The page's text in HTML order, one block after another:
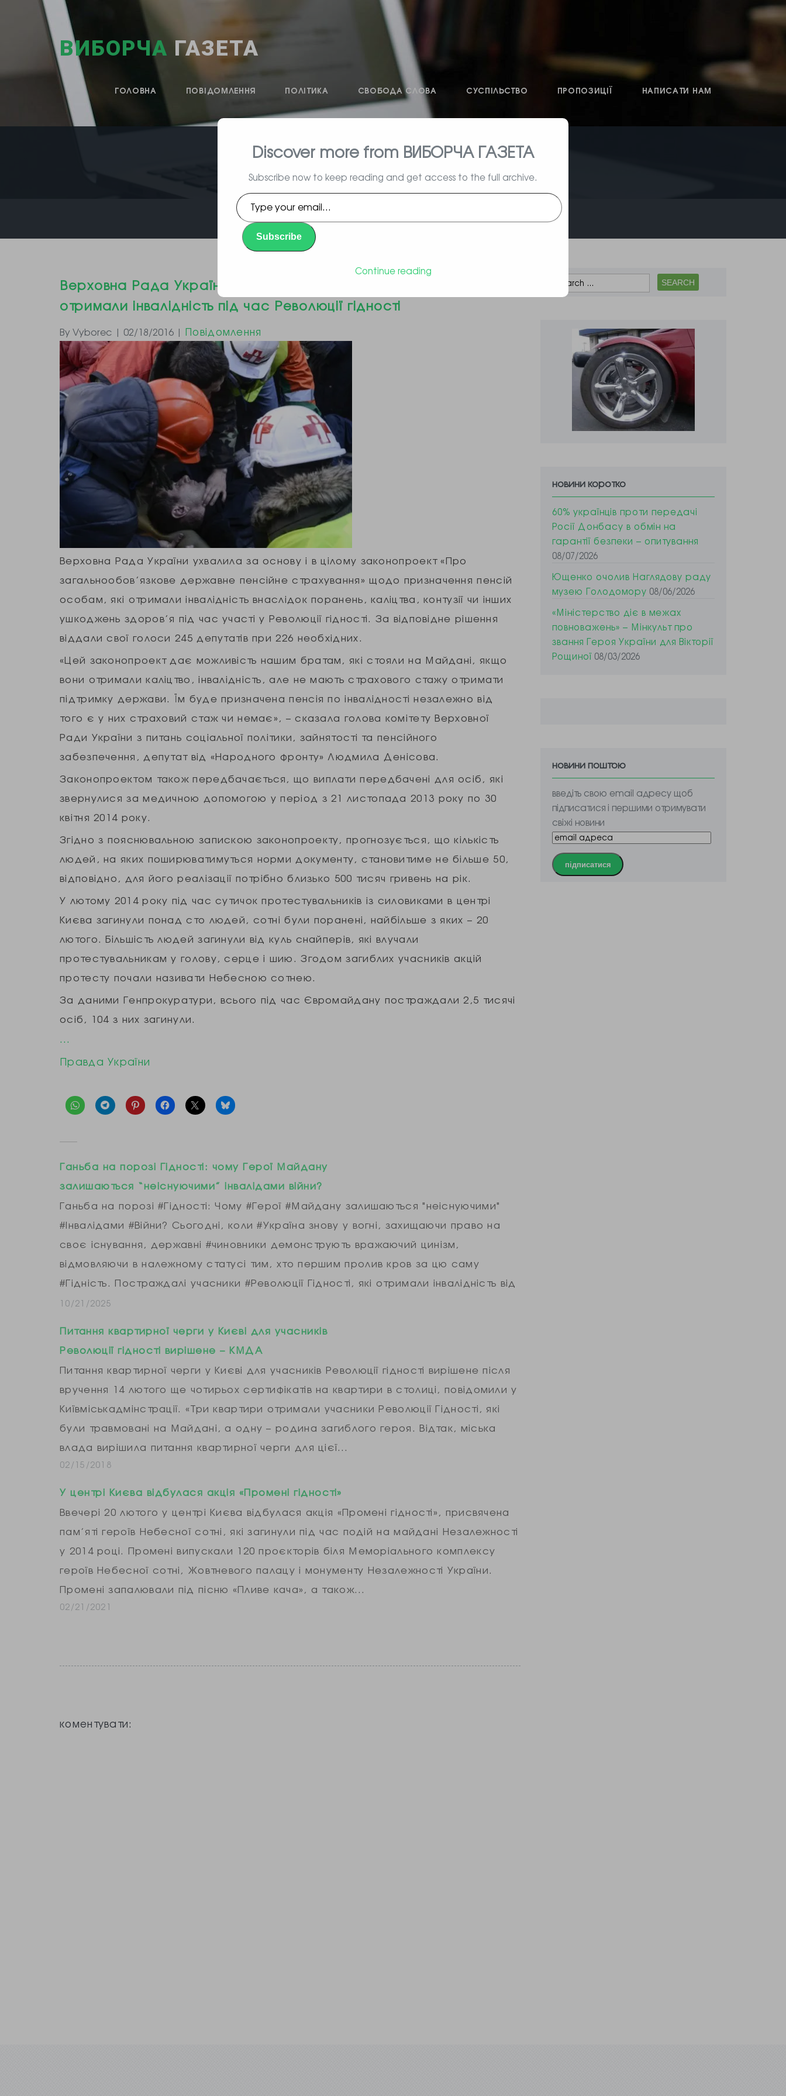
ВИБОРЧА ГАЗЕТА
ГОЛОВНА ПОВІДОМЛЕННЯ ПОЛІТИКА СВОБОДА СЛОВА СУСПІЛЬСТВО ПРОПОЗИЦІЇ НАПИСАТИ НАМ
влада, вибори, народ
Верховна Рада України призначила пенсії особам, які
отримали інвалідність під час Революції гідності
By Vyborec | 02/18/2016 | Повідомлення
Верховна Рада України ухвалила за основу і в цілому законопроект «Про
загальнообов’язкове державне пенсійне страхування» щодо призначення пенсій
особам, які отримали інвалідність внаслідок поранень, каліцтва, контузії чи інших
ушкоджень здоров’я під час участі у Революції гідності. За відповідне рішення
віддали свої голоси 245 депутатів при 226 необхідних.
«Цей законопроект дає можливість нашим братам, які стояли на Майдані, якщо
вони отримали каліцтво, інвалідність, але не мають страхового стажу отримати
підтримку держави. Їм буде призначена пенсія по інвалідності незалежно від
того є у них страховий стаж чи немає», – сказала голова комітету Верховної
Ради України з питань соціальної політики, зайнятості та пенсійного
забезпечення, депутат від «Народного фронту» Людмила Денісова.
Законопроектом також передбачається, що виплати передбачені для осіб, які
звернулися за медичною допомогою у період з 21 листопада 2013 року по 30
квітня 2014 року.
Згідно з пояснювальною запискою законопроекту, прогнозується, що кількість
людей, на яких поширюватимуться норми документу, становитиме не більше 50,
відповідно, для його реалізації потрібно близько 500 тисяч гривень на рік.
У лютому 2014 року під час сутичок протестувальників із силовиками в центрі
Києва загинули понад сто людей, сотні були поранені, найбільше з яких – 20
лютого. Більшість людей загинули від куль снайперів, які влучали
протестувальникам у голову, серце і шию. Згодом загиблих учасників акцій
протесту почали називати Небесною сотнею.
За даними Генпрокуратури, всього під час Євромайдану постраждали 2,5 тисячі
осіб, 104 з них загинули.
…
Правда України
Ганьба на порозі Гідності: чому Герої Майдану
залишаються “неіснуючими” інвалідами війни?
Ганьба на порозі #Гідності: Чому #Герої #Майдану залишаються "неіснуючими"
#Інвалідами #Війни? ​Сьогодні, коли #Україна знову у вогні, захищаючи право на
своє існування, державні #чиновники демонструють вражаючий цинізм,
відмовляючи в належному статусі тим, хто першим пролив кров за цю саму
#Гідність. Постраждалі учасники #Революції Гідності, які отримали інвалідність від
поранень на…
10/21/2025
Питання квартирної черги у Києві для учасників
Революції гідності вирішене – КМДА
Питання квартирної черги у Києві для учасників Революції гідності вирішене після
вручення 14 лютого ще чотирьох сертифікатів на квартири в столиці, повідомили у
Київміськадмінстрації. «Три квартири отримали учасники Революції Гідності, які
були травмовані на Майдані, а одну – родина загиблого героя. Відтак, міська
влада вирішила питання квартирної черги для цієї…
02/15/2018
У центрі Києва відбулася акція «Промені гідності»
Ввечері 20 лютого у центрі Києва відбулася акція «Промені гідності», присвячена
пам’яті героїв Небесної сотні, які загинули під час подій на майдані Незалежності
у 2014 році. Промені випускали 120 проєкторів біля Меморіального комплексу
героїв Небесної сотні, Жовтневого палацу і монументу Незалежності України.
Промені запалювали під пісню «Пливе кача», а також…
02/21/2021
коментувати:
новини коротко
60% українців проти передачі
Росії Донбасу в обмін на
гарантії безпеки – опитування
08/07/2026
Ющенко очолив Наглядову раду
музею Голодомору 08/06/2026
«Міністерство діє в межах
повноважень» – Мінкульт про
звання Героя України для Вікторії
Рощиної 08/03/2026
новини поштою
введіть свою email адресу щоб
підписатися і першими отримувати
свіжі новини
підписатися
Discover more from ВИБОРЧА ГАЗЕТА
Subscribe now to keep reading and get access to the full archive.
Type
your
email…
Subscribe
Continue reading